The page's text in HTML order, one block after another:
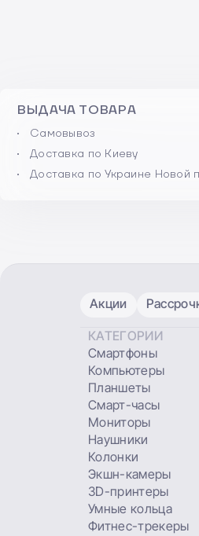
ВЫДАЧА ТОВАРА
Самовывоз
Доставка по Киеву
Доставка по Украине Новой
Акции
КАТЕГОРИИ
Смартфоны
Компьютеры
Планшеты
Смарт-часы
Мониторы
Наушники
Колонки
Экшн-камеры
3D-принтеры
Умные кольца
Фитнес-трекеры